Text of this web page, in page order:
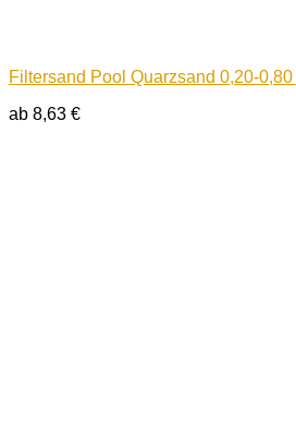
Filtersand Pool Quarzsand 0,20-0,80
ab 8,63 €